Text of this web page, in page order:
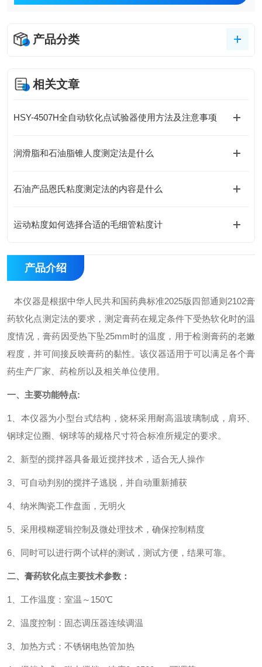
产品分类
相关文章
HSY-4507H全自动软化点试验器使用方法及注意事项
润滑脂和石油脂锥人度测定法是什么
石油产品恩氏粘度测定法的内容是什么
运动粘度如何选择合适的毛细管粘度计
产品介绍
本仪器是根据中华人民共和国药典标准2025版四部通则2102膏
药软化点测定法的要求，测定膏药在规定条件下受热软化时的温
度情况，膏药因受热下坠25mm时的温度，用于检测膏药的老嫩
程度，并可间接反映膏药的黏性。该仪器适用于可以满足各个膏
药生产厂家、药检所以及相关单位使用。
一、主要功能特点:
1、本仪器为小型台式结构，烧杯采用耐高温玻璃制成，肩环、
钢球定位圈、钢球等的规格尺寸符合标准所规定的要求。
2、新型的搅拌器具备最近搅拌技术，适合无人操作
3、可自动判别的搅拌子逃脱，并自动重新捕获
4、纳米陶瓷工作盘面，无明火
5、采用模糊逻辑控制及微处理技术，确保控制精度
6、同时可以进行两个试样的测试，测试方便，结果可靠。
二、 膏药软化点主要技术参数：
1、工作温度：室温～150℃
2、温度控制：固态调压器连续调温
3、加热方式：不锈钢电热管加热